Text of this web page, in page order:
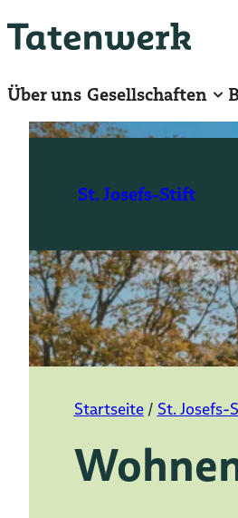
Hauptinhalt
Über uns Gesellschaften
St. Josefs-Stift
Startseite/ St. Josefs-